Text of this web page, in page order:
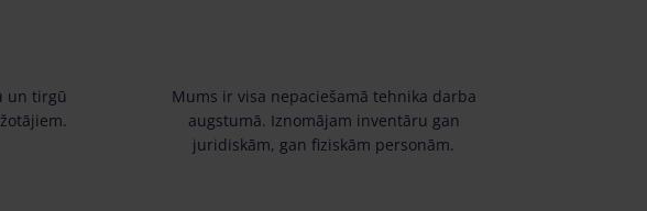
un tirgū
Mums ir visa nepaciešamā tehnika darba
augstumā. Iznomājam inventāru gan
juridiskām, gan fiziskām personām.